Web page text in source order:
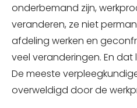
onderbemand zijn,
veranderen, ze niet
afdeling werken en
veel veranderingen. En
De meeste
overweldigd door de